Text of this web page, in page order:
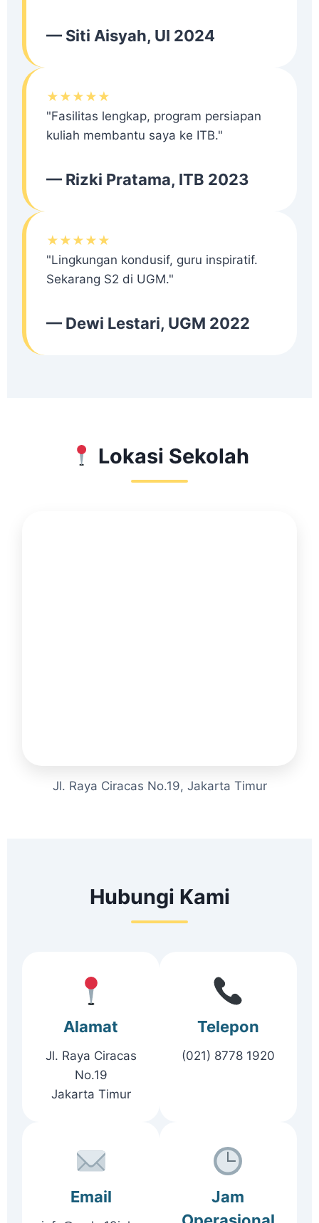
— Siti Aisyah, UI 2024
★★★★★
"Fasilitas lengkap, program persiapan
kuliah membantu saya ke ITB."
— Rizki Pratama, ITB 2023
★★★★★
"Lingkungan kondusif, guru inspiratif.
Sekarang S2 di UGM."
— Dewi Lestari, UGM 2022
Lokasi Sekolah
Jl. Raya Ciracas No.19, Jakarta Timur
Hubungi Kami
Alamat
Jl. Raya Ciracas
No.19
Jakarta Timur
Telepon
(021) 8778 1920
Email
Jam